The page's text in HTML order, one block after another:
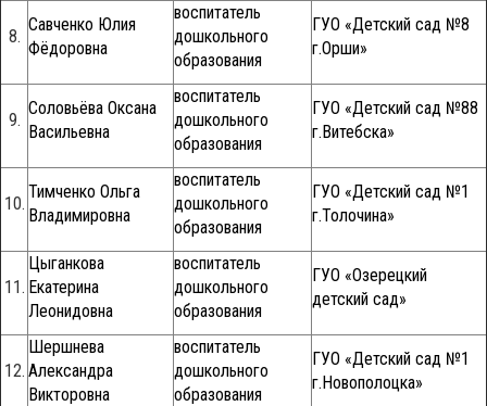
8.
Савченко Юлия
Фёдоровна
воспитатель
дошкольного
образования
ГУО «Детский сад №8
г.Орши»
9.
Соловьёва Оксана
Васильевна
воспитатель
дошкольного
образования
ГУО «Детский сад №88
г.Витебска»
10.
Тимченко Ольга
Владимировна
воспитатель
дошкольного
образования
ГУО «Детский сад №1
г.Толочина»
11.
Цыганкова
Екатерина
Леонидовна
воспитатель
дошкольного
образования
ГУО «Озерецкий
детский сад»
12.
Шершнева
Александра
Викторовна
воспитатель
дошкольного
образования
ГУО «Детский сад №1
г.Новополоцка»